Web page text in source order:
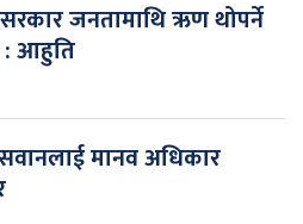
सरकार जनतामाथि ऋण थोपर्ने
: आहुति
मानव अधिकार